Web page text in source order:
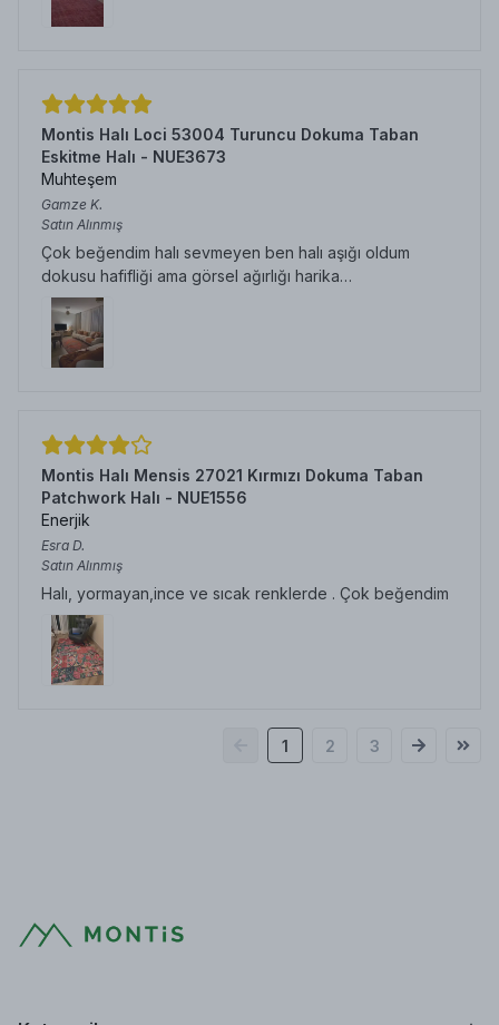
Montis Halı Loci 53004 Turuncu Dokuma Taban
Eskitme Halı - NUE3673
Muhteşem
Gamze K.
Satın Alınmış
Çok beğendim halı sevmeyen ben halı aşığı oldum
dokusu hafifliği ama görsel ağırlığı harika…
Montis Halı Mensis 27021 Kırmızı Dokuma Taban
Patchwork Halı - NUE1556
Enerjik
Esra D.
Satın Alınmış
Halı, yormayan,ince ve sıcak renklerde . Çok beğendim
1 2 3